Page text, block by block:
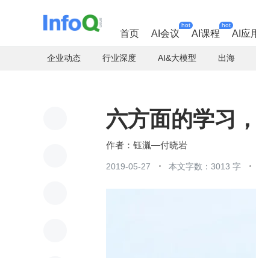
首页 AI会议
hot
AI课程
hot
AI应
企业动态 行业深度 AI&大模型 出海
六方面的学习
钰湚—付晓岩
2019-05-27 本文字数：3013 字